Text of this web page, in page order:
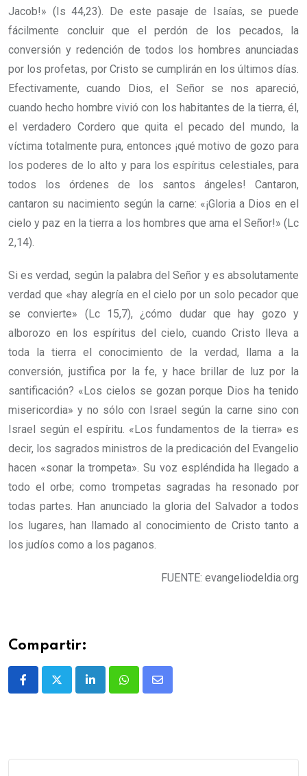
Jacob!» (Is 44,23). De este pasaje de Isaías, se puede
fácilmente concluir que el perdón de los pecados, la
conversión y redención de todos los hombres anunciadas
por los profetas, por Cristo se cumplirán en los últimos días.
Efectivamente, cuando Dios, el Señor se nos apareció,
cuando hecho hombre vivió con los habitantes de la tierra, él,
el verdadero Cordero que quita el pecado del mundo, la
víctima totalmente pura, entonces ¡qué motivo de gozo para
los poderes de lo alto y para los espíritus celestiales, para
todos los órdenes de los santos ángeles! Cantaron,
cantaron su nacimiento según la carne: «¡Gloria a Dios en el
cielo y paz en la tierra a los hombres que ama el Señor!» (Lc
2,14).
Si es verdad, según la palabra del Señor y es absolutamente
verdad que «hay alegría en el cielo por un solo pecador que
se convierte» (Lc 15,7), ¿cómo dudar que hay gozo y
alborozo en los espíritus del cielo, cuando Cristo lleva a
toda la tierra el conocimiento de la verdad, llama a la
conversión, justifica por la fe, y hace brillar de luz por la
santificación? «Los cielos se gozan porque Dios ha tenido
misericordia» y no sólo con Israel según la carne sino con
Israel según el espíritu. «Los fundamentos de la tierra» es
decir, los sagrados ministros de la predicación del Evangelio
hacen «sonar la trompeta». Su voz espléndida ha llegado a
todo el orbe; como trompetas sagradas ha resonado por
todas partes. Han anunciado la gloria del Salvador a todos
los lugares, han llamado al conocimiento de Cristo tanto a
los judíos como a los paganos.
FUENTE: evangeliodeldia.org
Compartir: